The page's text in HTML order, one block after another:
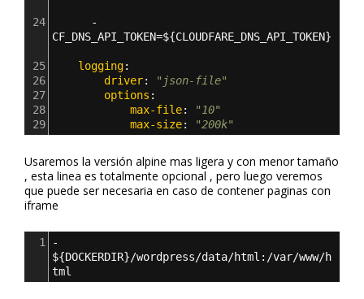
24
CF_DNS_API_TOKEN=${CLOUDFARE_DNS_API_TOKEN}
25 logging:
26
driver:
"json-file"
27
options :
28
max-file:
"10"
29
max-size: "200k"
Usaremos la versión alpine mas ligera y con menor tamaño
, esta linea es totalmente opcional , pero luego veremos
que puede ser necesaria en caso de contener paginas con
iframe
1
${DOCKERDIR}/wordpress/data/html:/var/www/h
tml